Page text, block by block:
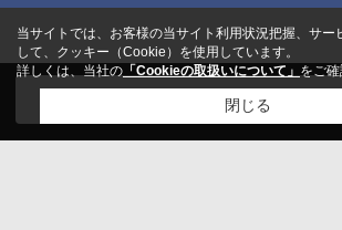
こちらの物件をご覧の方にお勧めな物件
当サイトでは、お客様の当サイト利用状況把握、サー
して、クッキー（Cookie）を使用しています。
詳しくは、当社の 「Cookieの取扱いについて」 をご確
閉じる